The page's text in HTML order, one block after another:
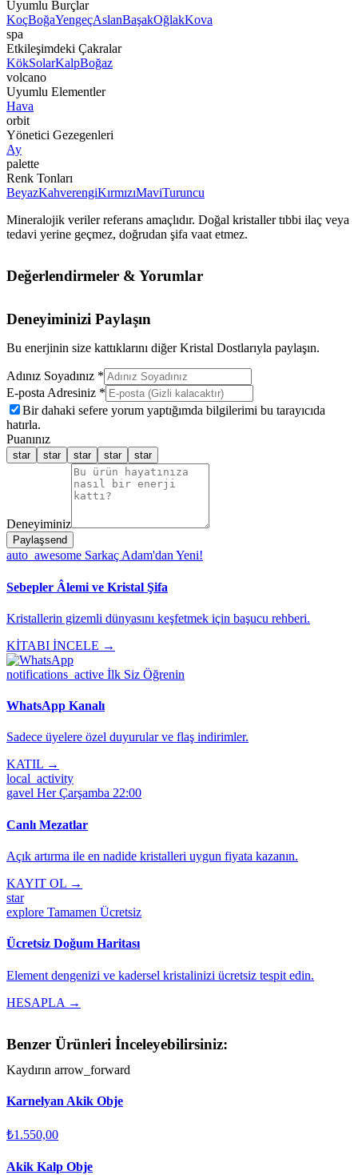
Uyumlu Burçlar
KoçBoğaYengeçAslanBaşakOğlakKova
spa
Etkileşimdeki Çakralar
KökSolarKalpBoğaz
volcano
Uyumlu Elementler
Hava
orbit
Yönetici Gezegenleri
Ay
palette
Renk Tonları
BeyazKahverengiKırmızıMaviTuruncu
Mineralojik veriler referans amaçlıdır. Doğal kristaller tıbbi ilaç veya
tedavi yerine geçmez, doğrudan şifa vaat etmez.
Değerlendirmeler & Yorumlar
Deneyiminizi Paylaşın
Bu enerjinin size kattıklarını diğer Kristal Dostlarıyla paylaşın.
Adınız Soyadınız *
E-posta Adresiniz *
Bir dahaki sefere yorum yaptığımda bilgilerimi bu tarayıcıda
hatırla.
Puanınız
star star star star star
Deneyiminiz
Paylaşsend
auto_awesome Sarkaç Adam'dan Yeni!
Sebepler Âlemi ve Kristal Şifa
Kristallerin gizemli dünyasını keşfetmek için başucu rehberi.
KİTABI İNCELE →
notifications_active İlk Siz Öğrenin
WhatsApp Kanalı
Sadece üyelere özel duyurular ve flaş indirimler.
KATIL →
local_activity
gavel Her Çarşamba 22:00
Canlı Mezatlar
Açık artırma ile en nadide kristalleri uygun fiyata kazanın.
KAYIT OL →
star
explore Tamamen Ücretsiz
Ücretsiz Doğum Haritası
Element dengenizi ve kadersel kristalinizi ücretsiz tespit edin.
HESAPLA →
Benzer Ürünleri İnceleyebilirsiniz:
Kaydırın arrow_forward
Karnelyan Akik Obje
₺1.550,00
Akik Kalp Obje